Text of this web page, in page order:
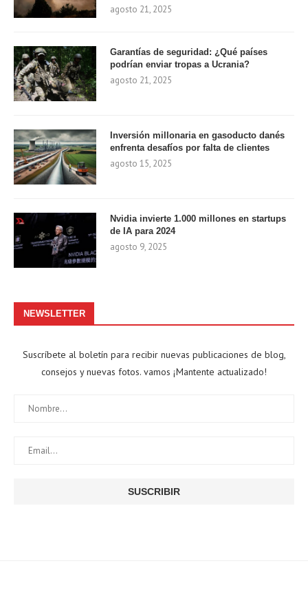
agosto 21, 2025
Garantías de seguridad: ¿Qué países
podrían enviar tropas a Ucrania?
agosto 21, 2025
Inversión millonaria en gasoducto danés
enfrenta desafíos por falta de clientes
agosto 15, 2025
Nvidia invierte 1.000 millones en startups
de IA para 2024
agosto 9, 2025
NEWSLETTER
Suscríbete al boletín para recibir nuevas publicaciones de blog,
consejos y nuevas fotos. vamos ¡Mantente actualizado!